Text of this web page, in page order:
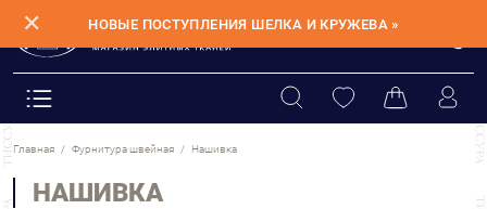
✕ НОВЫЕ ПОСТУПЛЕНИЯ ШЕЛКА И КРУЖЕВА »
Главная Фурнитура швейная Нашивка
НАШИВКА